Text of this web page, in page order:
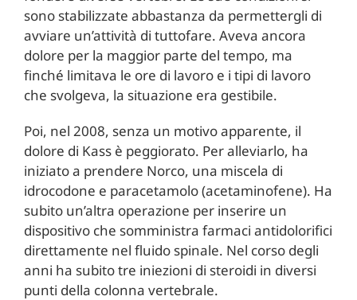
sono stabilizzate abbastanza da permettergli di
avviare un’attività di tuttofare. Aveva ancora
dolore per la maggior parte del tempo, ma
finché limitava le ore di lavoro e i tipi di lavoro
che svolgeva, la situazione era gestibile.
Poi, nel 2008, senza un motivo apparente, il
dolore di Kass è peggiorato. Per alleviarlo, ha
iniziato a prendere Norco, una miscela di
idrocodone e paracetamolo (acetaminofene). Ha
subito un’altra operazione per inserire un
dispositivo che somministra farmaci antidolorifici
direttamente nel fluido spinale. Nel corso degli
anni ha subito tre iniezioni di steroidi in diversi
punti della colonna vertebrale.